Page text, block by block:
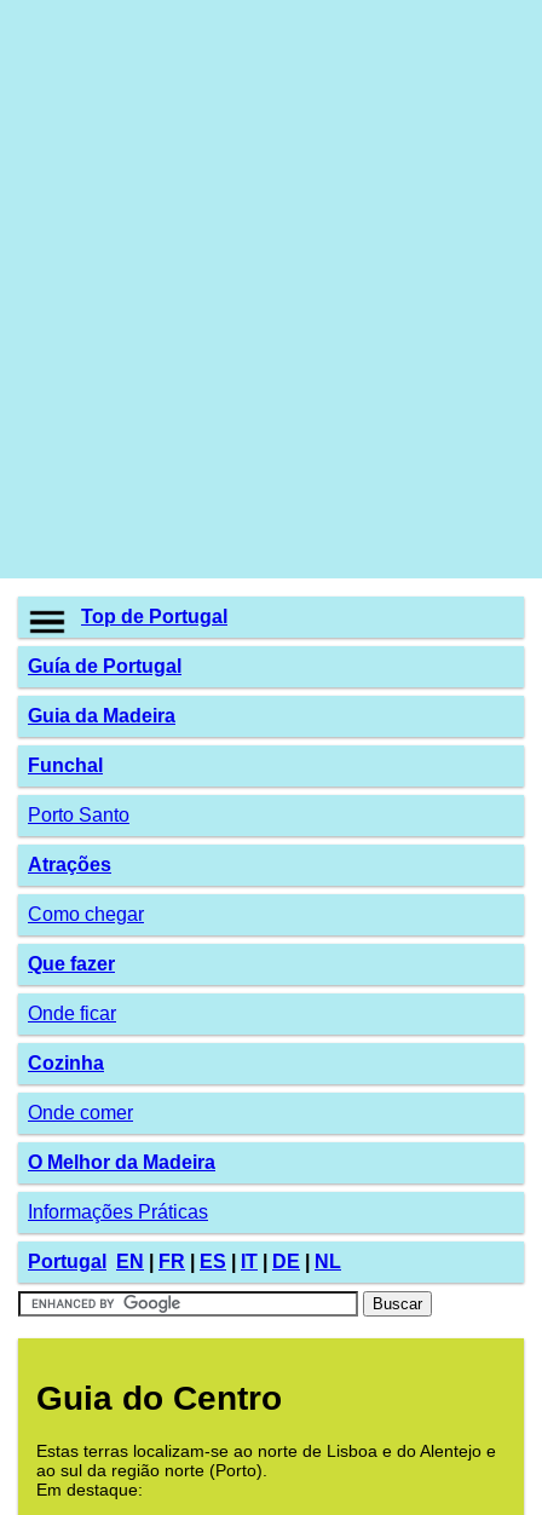
Top de Portugal
Guía de Portugal
Guia da Madeira
Funchal
Porto Santo
Atrações
Como chegar
Que fazer
Onde ficar
Cozinha
Onde comer
O Melhor da Madeira
Informações Práticas
Portugal EN FR ES IT DE NL
Guia do Centro
Estas terras localizam-se ao norte de Lisboa e do Alentejo e
ao sul da região norte (Porto).
Em destaque: